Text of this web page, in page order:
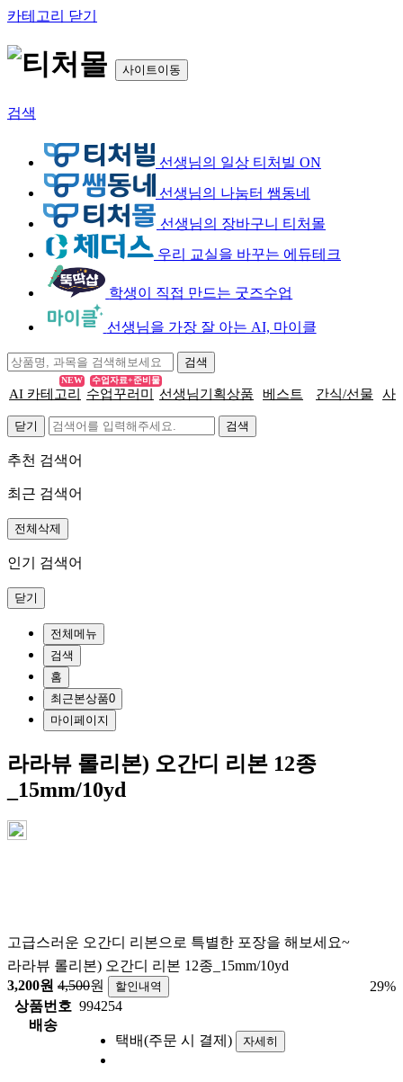
카테고리 닫기
사이트이동
검색
선생님의 일상 티처빌 ON
선생님의 나눔터 쌤동네
선생님의 장바구니 티처몰
우리 교실을 바꾸는 에듀테크
학생이 직접 만드는 굿즈수업
선생님을 가장 잘 아는 AI, 마이클
AI 카테고리
NEW
수업꾸러미
수업자료+준비물
선생님기획상품 베스트 간식/선물 사
닫기
추천 검색어
최근 검색어
전체삭제
인기 검색어
닫기
전체메뉴
검색
홈
최근본상품0
마이페이지
라라뷰 롤리본) 오간디 리본 12종
_15mm/10yd
고급스러운 오간디 리본으로 특별한 포장을 해보세요~
라라뷰 롤리본) 오간디 리본 12종_15mm/10yd
3,200원 4,500원 할인내역 29%
상품번호 994254
배송
택배(주문 시 결제)
자세히